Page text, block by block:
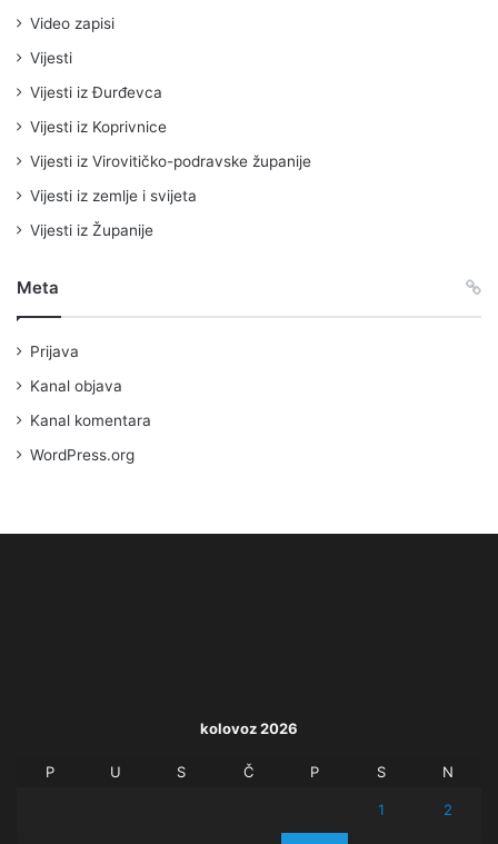
Video zapisi
Vijesti
Vijesti iz Đurđevca
Vijesti iz Koprivnice
Vijesti iz Virovitičko-podravske županije
Vijesti iz zemlje i svijeta
Vijesti iz Županije
Meta
Prijava
Kanal objava
Kanal komentara
WordPress.org
kolovoz 2026
P U S Č P S N
1 2